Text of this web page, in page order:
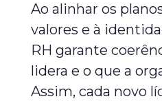
Ao alinhar os
valores e à
RH garante
lidera e o que a
Assim, cada novo